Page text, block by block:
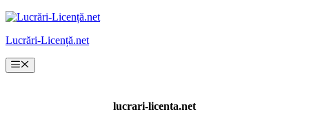
Sari
conținut
Lucrări-Licență.net
Meniu
lucrari-licenta.net